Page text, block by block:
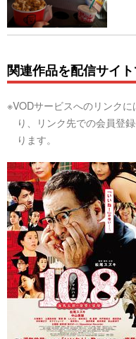
関連作品を配信サイ
※VODサービスへのリンク
り、リンク先での会員登
ります。